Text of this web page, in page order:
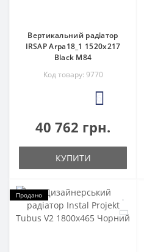
Вертикальний радіатор
IRSAP Arpa18_1 1520x217
Black M84
Код товару: 9770
6
40 762 грн.
КУПИТИ
Продано